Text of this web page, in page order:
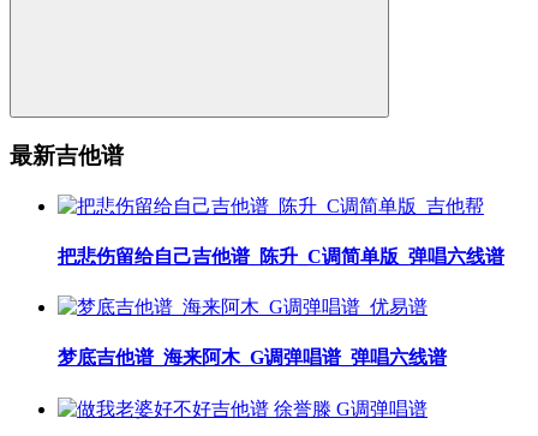
最新吉他谱
把悲伤留给自己吉他谱_陈升_C调简单版_弹唱六线谱
梦底吉他谱_海来阿木_G调弹唱谱_弹唱六线谱